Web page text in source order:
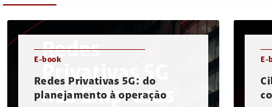
E-book
Redes Privativas 5G: do
planejamento à operação
E-